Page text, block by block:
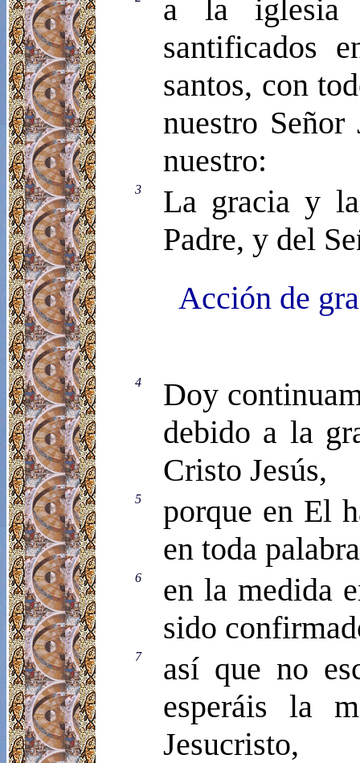
a la iglesia
santificados
santos, con
nuestro
nuestro:
3
La gracia y
Padre, y del
Acción de
4
Doy
debido a la
Cristo Jesús,
5
porque en El
en toda
6
en la medida
sido
7
así que no
esperáis la
Jesucristo,